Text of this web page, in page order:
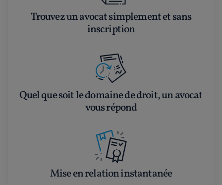
Trouvez un avocat simplement et sans
inscription
Quel que soit le domaine de droit, un avocat
vous répond
Mise en relation instantanée